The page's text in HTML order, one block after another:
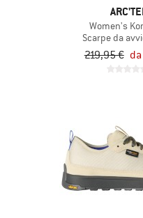
Women's
Scarpe da
219,95 €